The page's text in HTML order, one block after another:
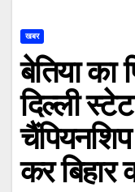
खबर
बेतिया का
दिल्ली
चैंपियनशिप
कर बिहार